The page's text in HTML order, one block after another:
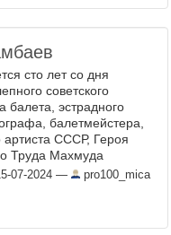
сто лет со дня
советского
балета, эстрадного
балетмейстера,
артиста СССР, Героя
Труда Махмуда
Если чеченец
на ...
07-2024 — pro100_mica